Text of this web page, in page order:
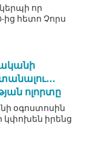
որ
հետո Չորս
ոլորտը
օգոստոսին
կփոխեն իրենց